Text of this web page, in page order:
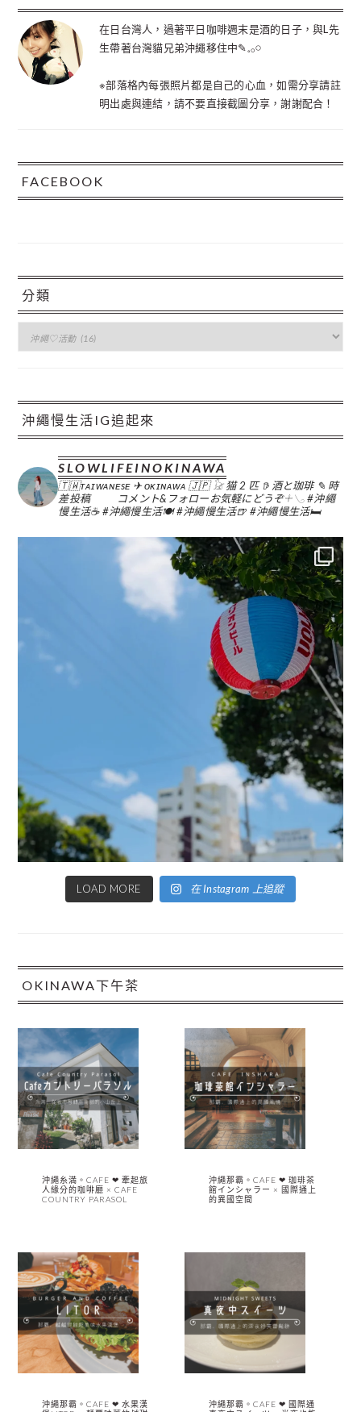
在日台灣人，過著平日咖啡週末是酒的日子，與L先
生帶著台灣貓兄弟沖繩移住中✎𓈒𓂂𓏸
※部落格內每張照片都是自己的心血，如需分享請註
明出處與連結，請不要直接截圖分享，謝謝配合！
FACEBOOK
分類
沖繩慢生活IG追起來
SLOWLIFEINOKINAWA
🇹🇼ᴛᴀɪᴡᴀɴᴇsᴇ ✈︎ ᴏᴋɪɴᴀᴡᴀ 🇯🇵𓃠 猫 2 匹 𖠚 酒と珈琲✎ 時
差投稿
コメント&フォローお気軽にどうぞ𓇬𓂅#沖繩
慢生活☕️#沖繩慢生活🍽#沖繩慢生活🍺 #沖繩慢生活🛏
LOAD MORE 在 Instagram 上追蹤
OKINAWA下午茶
沖繩糸満。CAFE ❤︎ 牽起旅
人緣分的咖啡廳 × CAFE
COUNTRY PARASOL
沖繩那霸。CAFE ❤︎ 珈琲茶
館インシャラー × 國際通上
的異國空間
沖繩那霸。CAFE ❤︎ 水果漢
沖繩那霸。CAFE ❤︎ 國際通